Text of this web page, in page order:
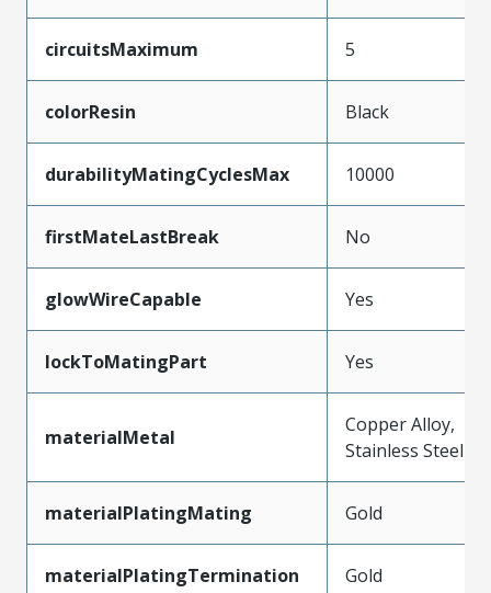
circuitsMaximum 5
colorResin Black
durabilityMatingCyclesMax 10000
firstMateLastBreak No
glowWireCapable Yes
lockToMatingPart Yes
materialMetal
Copper Alloy,
Stainless Steel
materialPlatingMating Gold
materialPlatingTermination Gold